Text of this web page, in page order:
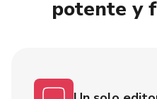
potente y